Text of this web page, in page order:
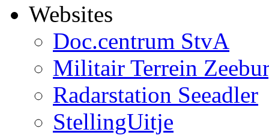
Websites
Doc.centrum StvA
Militair Terrein
Radarstation Seeadler
StellingUitje